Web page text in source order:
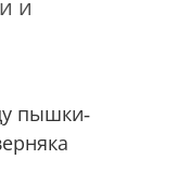
и
пышки-